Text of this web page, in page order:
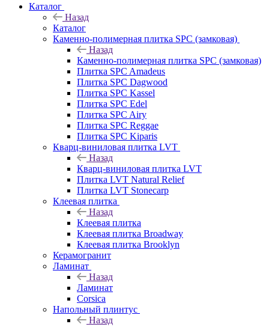
Каталог
Назад
Каталог
Каменно-полимерная плитка SPC (замковая)
Назад
Каменно-полимерная плитка SPC (замковая)
Плитка SPC Amadeus
Плитка SPC Dagwood
Плитка SPC Kassel
Плитка SPC Edel
Плитка SPC Airy
Плитка SPC Reggae
Плитка SPC Kiparis
Кварц-виниловая плитка LVT
Назад
Кварц-виниловая плитка LVT
Плитка LVT Natural Relief
Плитка LVT Stonecarp
Клеевая плитка
Назад
Клеевая плитка
Клеевая плитка Broadway
Клеевая плитка Brooklyn
Керамогранит
Ламинат
Назад
Ламинат
Corsica
Напольный плинтус
Назад